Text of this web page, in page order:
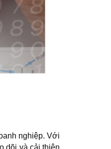
nghiệp. Với